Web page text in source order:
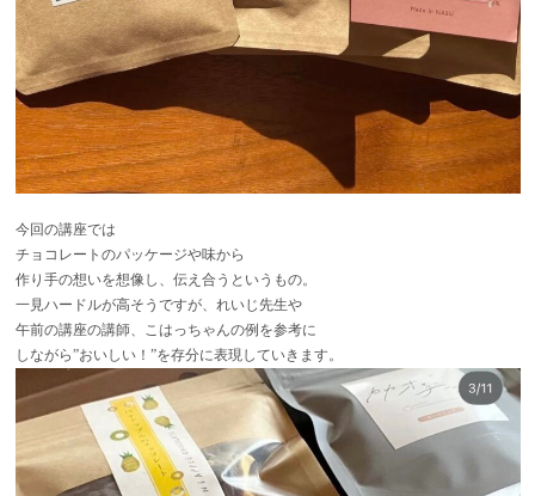
今回の講座では
チョコレートのパッケージや味から
作り手の想いを想像し、伝え合うというもの。
一見ハードルが高そうですが、れいじ先生や
午前の講座の講師、こはっちゃんの例を参考に
しながら”おいしい！”を存分に表現していきます。